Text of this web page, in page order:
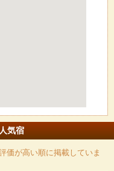
気宿
価が高い順に掲載していま